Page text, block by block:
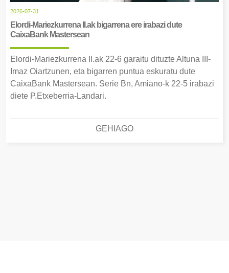
2026-07-31
Elordi-Mariezkurrena II.ak bigarrena ere irabazi dute
CaixaBank Mastersean
Elordi-Mariezkurrena II.ak 22-6 garaitu dituzte Altuna III-
Imaz Oiartzunen, eta bigarren puntua eskuratu dute
CaixaBank Mastersean. Serie Bn, Amiano-k 22-5 irabazi
diete P.Etxeberria-Landari.
GEHIAGO